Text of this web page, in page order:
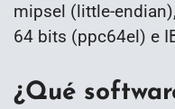
mipsel (little-
64 bits (ppc64el) e
¿Qué